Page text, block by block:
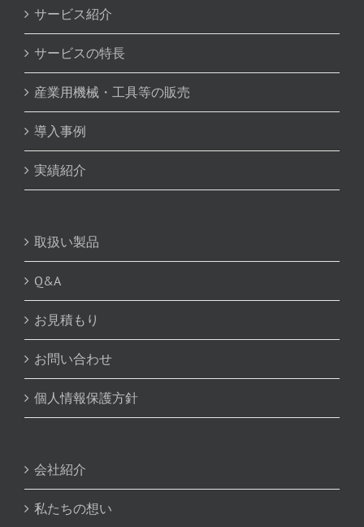
サービス紹介
サービスの特長
産業用機械・工具等の販売
導入事例
実績紹介
取扱い製品
Q&A
お見積もり
お問い合わせ
個人情報保護方針
会社紹介
私たちの想い